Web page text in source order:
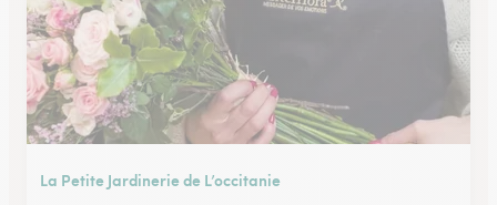
La Petite Jardinerie de L’occitanie